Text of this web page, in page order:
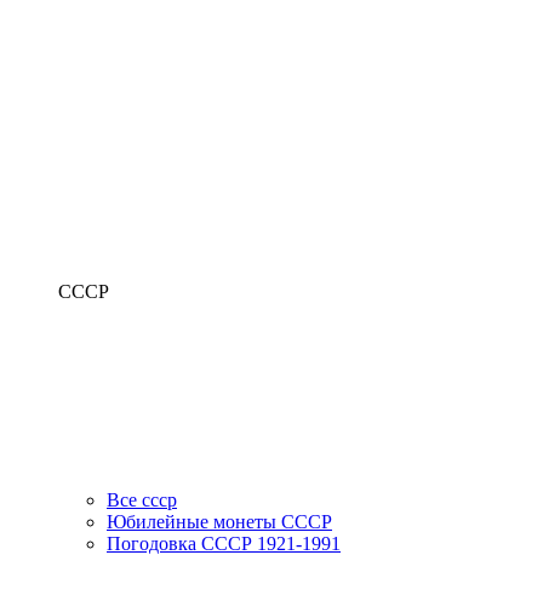
СССР
Все ссср
Юбилейные монеты СССР
Погодовка СССР 1921-1991